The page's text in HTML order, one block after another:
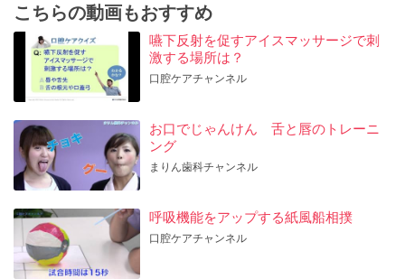
こちらの動画もおすすめ
嚥下反射を促すアイスマッサージで刺
激する場所は？
口腔ケアチャンネル
お口でじゃんけん 舌と唇のトレーニ
ング
まりん歯科チャンネル
呼吸機能をアップする紙風船相撲
口腔ケアチャンネル